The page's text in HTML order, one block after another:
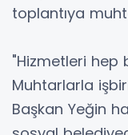
toplantıya
"Hizmetleri hep
Muhtarlarla
Başkan Yeğin